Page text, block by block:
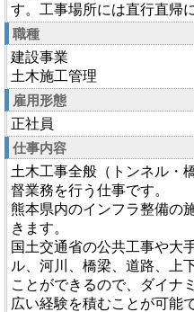
す。工事場所には直行直帰
職種
建設事業
土木施工管理
雇用形態
正社員
仕事内容
土木工事全般（トンネル・
督業務を行う仕事です。
熊本県内のインフラ整備の
きます。
国土交通省の公共工事や大
ル、河川、橋梁、道路、上
ことができるので、ダイナ
広い経験を積むことが可能